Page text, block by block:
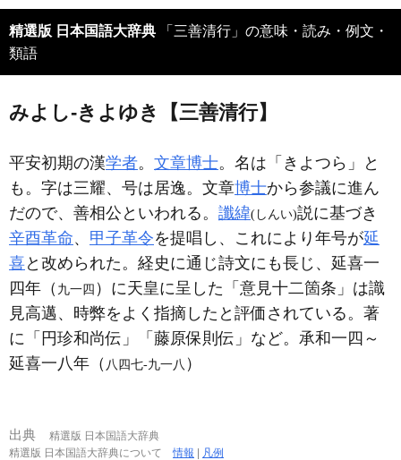
精選版 日本国語大辞典
類語
みよし‐きよゆき【三善清行】
平安初期の漢学者。 文章博士。名は「きよつら」と
も。字は三耀、号は居逸。文章博士から参議に進ん
だので、善相公といわれる。 讖緯(しんい)説に基づき
辛酉革命、 甲子革令を提唱し、これにより年号が延
喜と改められた。経史に通じ詩文にも長じ、延喜一
四年（ 九一四 ）に天皇に呈した「意見十二箇条」は識
見高邁、時弊をよく指摘したと評価されている。著
に「円珍和尚伝」「藤原保則伝」など。承和一四～
延喜一八年（ 八四七‐九一八 ）
出典
精選版 日本国語大辞典
精選版 日本国語大辞典について情報 凡例